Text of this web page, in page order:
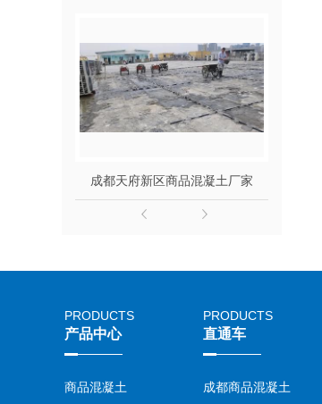
成都天府新区商品混凝土厂家
PRODUCTS
产品中心
商品混凝土
PRODUCTS
直通车
成都商品混凝土